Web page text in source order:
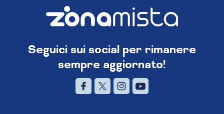
Seguici sui social per rimanere
sempre aggiornato!